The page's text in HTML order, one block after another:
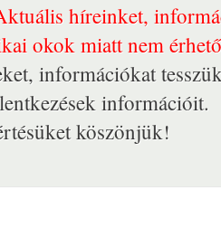
híreinket,
okok miatt nem
információkat
információit.
köszönjük!